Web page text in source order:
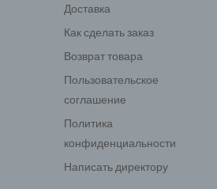
Доставка
Как сделать заказ
Возврат товара
Пользовательское
соглашение
Политика
конфиденциальности
Написать директору